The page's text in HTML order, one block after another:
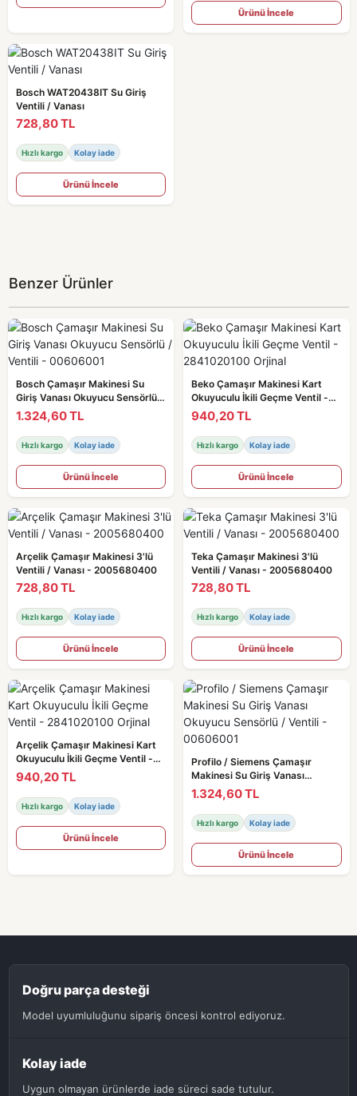
Ürünü İncele
Bosch WAT20438IT Su Giriş
Ventili / Vanası
728,80 TL
Hızlı kargo Kolay iade
Ürünü İncele
Benzer Ürünler
Bosch Çamaşır Makinesi Su
Giriş Vanası Okuyucu Sensörlü /
Ventili - 00606001
1.324,60 TL
Hızlı kargo Kolay iade
Ürünü İncele
Beko Çamaşır Makinesi Kart
Okuyuculu İkili Geçme Ventil -
2841020100 Orjinal
940,20 TL
Hızlı kargo Kolay iade
Ürünü İncele
Arçelik Çamaşır Makinesi 3'lü
Ventili / Vanası - 2005680400
728,80 TL
Hızlı kargo Kolay iade
Ürünü İncele
Teka Çamaşır Makinesi 3'lü
Ventili / Vanası - 2005680400
728,80 TL
Hızlı kargo Kolay iade
Ürünü İncele
Arçelik Çamaşır Makinesi Kart
Okuyuculu İkili Geçme Ventil -
2841020100 Orjinal
940,20 TL
Hızlı kargo Kolay iade
Ürünü İncele
Profilo / Siemens Çamaşır
Makinesi Su Giriş Vanası
Okuyucu Sensörlü / Ventili -
00606001
1.324,60 TL
Hızlı kargo Kolay iade
Ürünü İncele
Doğru parça desteği
Model uyumluluğunu sipariş öncesi kontrol ediyoruz.
Kolay iade
Uygun olmayan ürünlerde iade süreci sade tutulur.